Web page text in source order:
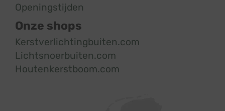
Openingstijden
Onze shops
Kerstverlichtingbuiten.com
Lichtsnoerbuiten.com
Houtenkerstboom.com